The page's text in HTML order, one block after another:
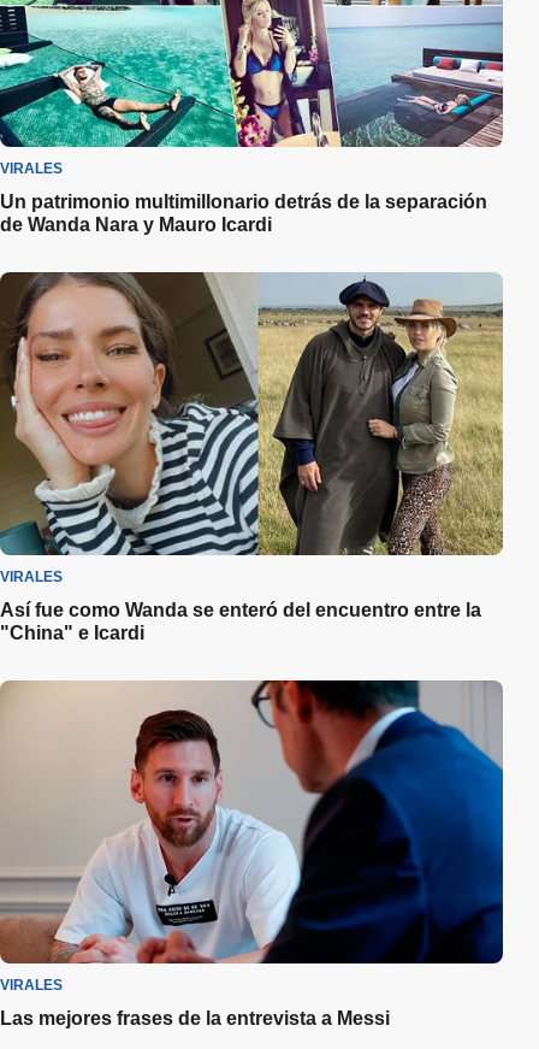
VIRALES
Un patrimonio multimillonario detrás de la separación
de Wanda Nara y Mauro Icardi
VIRALES
Así fue como Wanda se enteró del encuentro entre la
"China" e Icardi
VIRALES
Las mejores frases de la entrevista a Messi